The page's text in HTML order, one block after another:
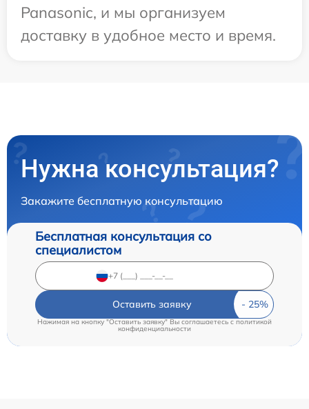
Panasonic, и мы организуем
доставку в удобное место и время.
Нужна консультация?
Закажите бесплатную консультацию
Бесплатная консультация со
специалистом
Оставить заявку
Нажимая на кнопку "Оставить заявку" Вы соглашаетесь cполитикой
конфиденциальности